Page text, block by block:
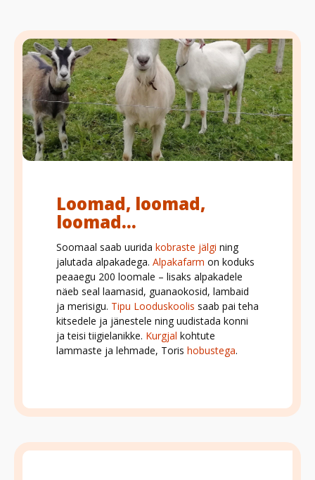
Loomad, loomad,
loomad...
Soomaal saab uurida kobraste jälgi ning
jalutada alpakadega. Alpakafarm on koduks
peaaegu 200 loomale – lisaks alpakadele
näeb seal laamasid, guanaokosid, lambaid
ja merisigu. Tipu Looduskoolis saab pai teha
kitsedele ja jänestele ning uudistada konni
ja teisi tiigielanikke. Kurgjal kohtute
lammaste ja lehmade, Toris hobustega.